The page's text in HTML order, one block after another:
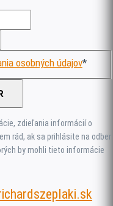
osobných údajov*
zdieľania informácií o
rád, ak sa prihlásite na odber
by mohli tieto informácie